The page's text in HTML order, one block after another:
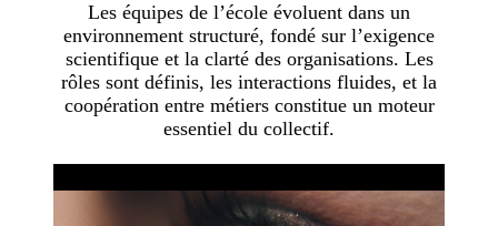
Les équipes de l’école évoluent dans un
environnement structuré, fondé sur l’exigence
scientifique et la clarté des organisations. Les
rôles sont définis, les interactions fluides, et la
coopération entre métiers constitue un moteur
essentiel du collectif.